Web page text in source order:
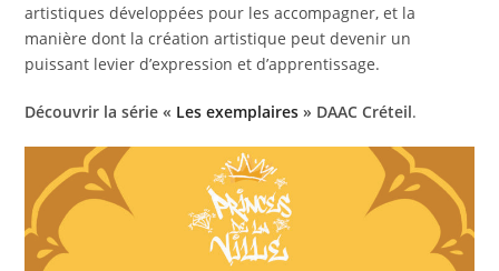
artistiques développées pour les accompagner, et la
manière dont la création artistique peut devenir un
puissant levier d’expression et d’apprentissage.
Découvrir la série « Les exemplaires » DAAC Créteil.